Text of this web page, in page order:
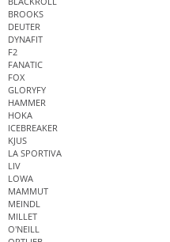
BROOKS
DEUTER
DYNAFIT
F2
FANATIC
FOX
GLORYFY
HAMMER
HOKA
ICEBREAKER
KJUS
LA SPORTIVA
LIV
LOWA
MAMMUT
MEINDL
MILLET
O'NEILL